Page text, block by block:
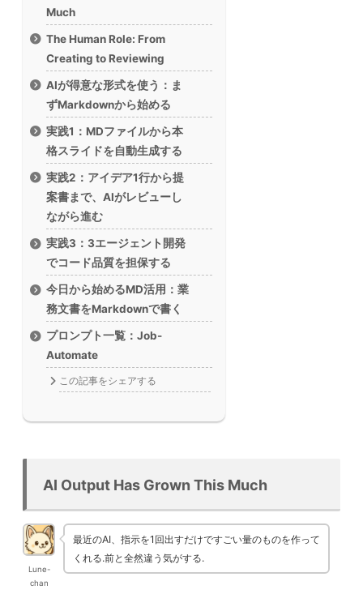
Much
The Human Role: From
Creating to Reviewing
AIが得意な形式を使う：ま
ずMarkdownから始める
実践1：MDファイルから本
格スライドを自動生成する
実践2：アイデア1行から提
案書まで、AIがレビューし
ながら進む
実践3：3エージェント開発
でコード品質を担保する
今日から始めるMD活用：業
務文書をMarkdownで書く
プロンプト一覧：Job-
Automate
この記事をシェアする
AI Output Has Grown This Much
Lune-
chan
最近のAI、指示を1回出すだけですごい量のものを作って
くれる.前と全然違う気がする.